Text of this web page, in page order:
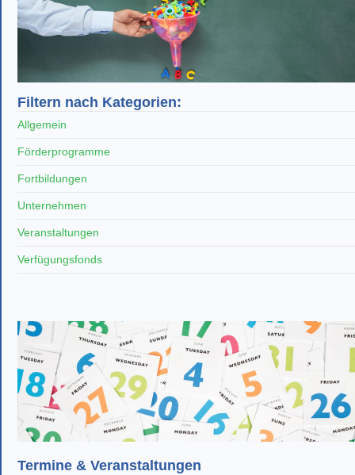
Filtern nach Kategorien:
Allgemein
Förderprogramme
Fortbildungen
Unternehmen
Veranstaltungen
Verfügungsfonds
Termine & Veranstaltungen